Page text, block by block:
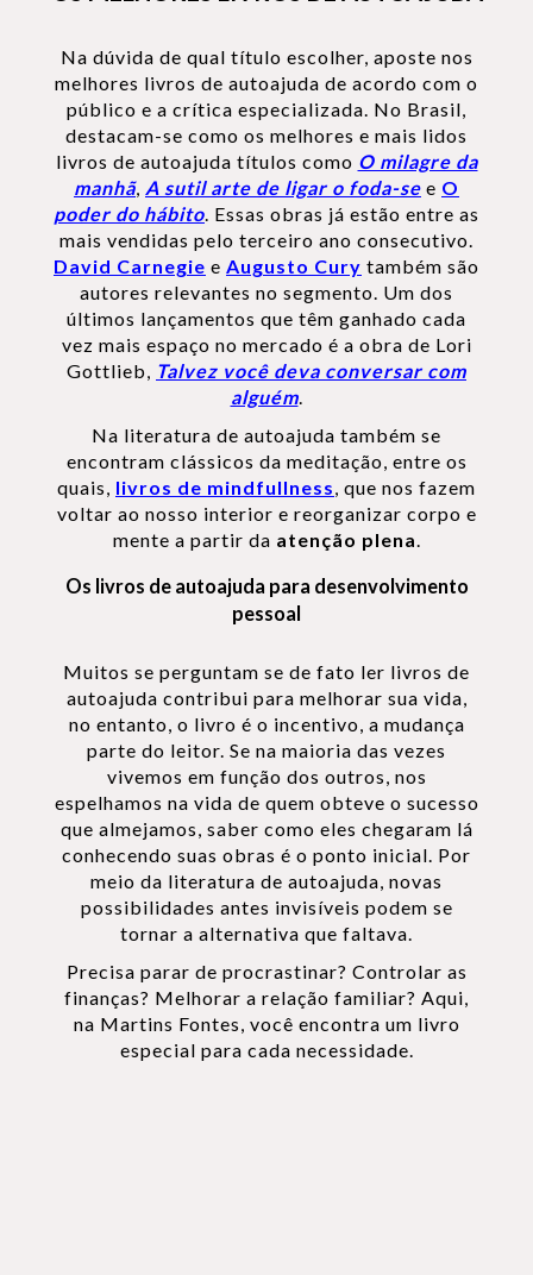
Na dúvida de qual título escolher, aposte nos
melhores livros de autoajuda de acordo com o
público e a crítica especializada. No Brasil,
destacam-se como os melhores e mais lidos
livros de autoajuda títulos como O milagre da
manhã, A sutil arte de ligar o foda-se e O
poder do hábito. Essas obras já estão entre as
mais vendidas pelo terceiro ano consecutivo.
David Carnegie e Augusto Cury também são
autores relevantes no segmento. Um dos
últimos lançamentos que têm ganhado cada
vez mais espaço no mercado é a obra de Lori
Gottlieb, Talvez você deva conversar com
alguém.
Na literatura de autoajuda também se
encontram clássicos da meditação, entre os
quais, livros de mindfullness, que nos fazem
voltar ao nosso interior e reorganizar corpo e
mente a partir da atenção plena.
Os livros de autoajuda para desenvolvimento
pessoal
Muitos se perguntam se de fato ler livros de
autoajuda contribui para melhorar sua vida,
no entanto, o livro é o incentivo, a mudança
parte do leitor. Se na maioria das vezes
vivemos em função dos outros, nos
espelhamos na vida de quem obteve o sucesso
que almejamos, saber como eles chegaram lá
conhecendo suas obras é o ponto inicial. Por
meio da literatura de autoajuda, novas
possibilidades antes invisíveis podem se
tornar a alternativa que faltava.
Precisa parar de procrastinar? Controlar as
finanças? Melhorar a relação familiar? Aqui,
na Martins Fontes, você encontra um livro
especial para cada necessidade.